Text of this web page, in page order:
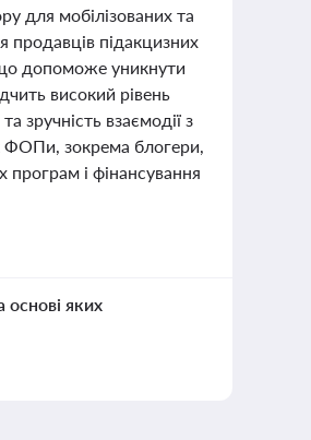
для мобілізованих та
підакцизних
що допоможе уникнути
високий рівень
зручність взаємодії з
ФОПи, зокрема блогери,
і фінансування
основі яких